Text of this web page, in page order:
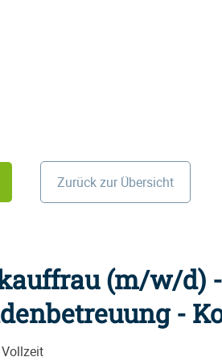
Zurück zur Übersicht
(m/w/d) -
-
Vollzeit